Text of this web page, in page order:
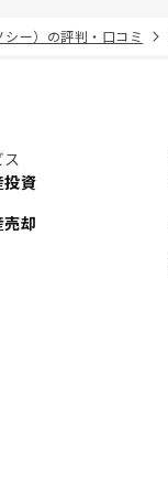
シー）の評判・口コミ
投資
却